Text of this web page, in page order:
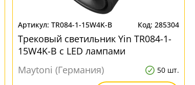
TR084-1-15W4K-B 285304
Трековый светильник Yin TR084-1-
15W4K-B с LED лампами
Maytoni (Германия)
50 шт.